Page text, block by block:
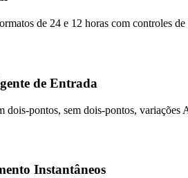
de 24 e 12 horas com controles
de Entrada
dois-pontos, sem dois-pontos,
Instantâneos